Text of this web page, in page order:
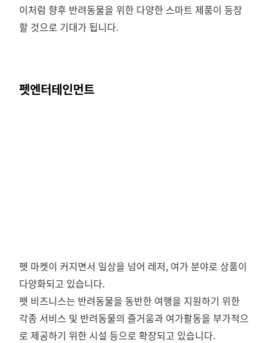
이처럼 향후 반려동물을 위한 다양한 스마트 제품이 등장
할 것으로 기대가 됩니다.
펫엔터테인먼트
펫 마켓이 커지면서 일상을 넘어 레저, 여가 분야로 상품이
다양화되고 있습니다.
펫 비즈니스는 반려동물을 동반한 여행을 지원하기 위한
각종 서비스 및 반려동물의 즐거움과 여가활동을 부가적으
로 제공하기 위한 시설 등으로 확장되고 있습니다.